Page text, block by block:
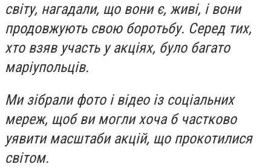
світу, нагадали, що вони є, живі, і вони
продовжують свою боротьбу. Серед тих,
хто взяв участь у акціях, було багато
маріупольців.
Ми зібрали фото і відео із соціальних
мереж, щоб ви могли хоча б частково
уявити масштаби акцій, що прокотилися
світом.